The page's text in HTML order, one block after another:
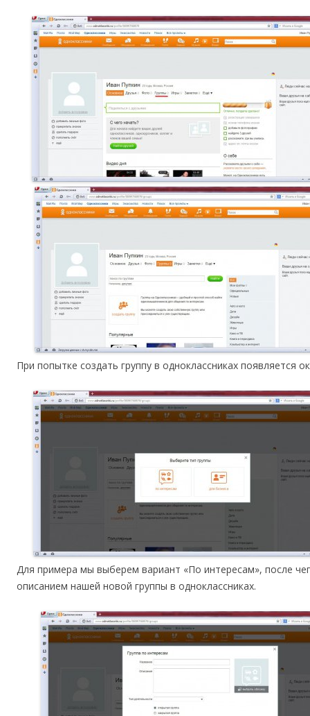
При попытке создать группу в одноклассниках появляется
Для примера мы выберем вариант «По интересам», после
описанием нашей новой группы в одноклассниках.